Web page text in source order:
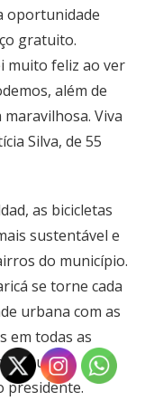
oportunidade
gratuito.
muito feliz ao ver
além de
Viva
Silva, de 55
as bicicletas
sustentável e
do município.
se torne cada
urbana com as
em todas as
muitas
presidente.